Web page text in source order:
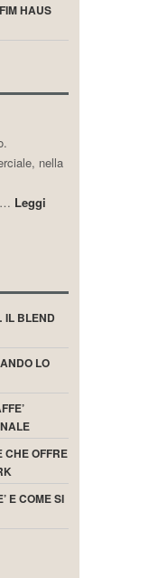
HAUS
nella
Leggi
IL BLEND
LO
CHE OFFRE
E COME SI